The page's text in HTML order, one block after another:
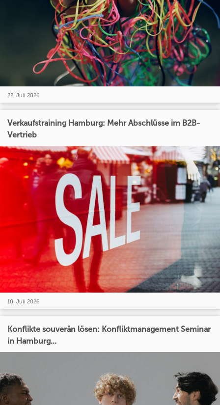
22. Juli 2026
Verkaufstraining Hamburg: Mehr Abschlüsse im B2B-
Vertrieb
10. Juli 2026
Konflikte souverän lösen: Konfliktmanagement Seminar
in Hamburg...